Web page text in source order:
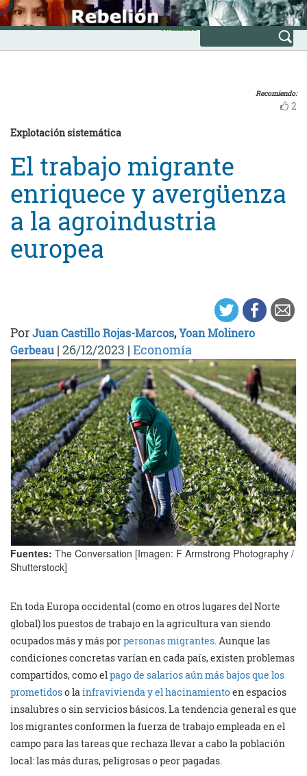
Skip
to
content
INICIO
Avanzada
Recomiendo:
2
Explotación sistemática
El trabajo migrante
enriquece y avergüenza
a la agroindustria
europea
PorJuan Castillo Rojas-Marcos,Yoan Molinero
Gerbeau | 26/12/2023 | Economía
Fuentes: The Conversation [Imagen: F Armstrong Photography /
Shutterstock]
En toda Europa occidental (como en otros lugares del Norte
global) los puestos de trabajo en la agricultura van siendo
ocupados más y más porpersonas migrantes. Aunque las
condiciones concretas varían en cada país, existen problemas
compartidos, como elpago de salarios aún más bajos que los
prometidoso lainfravivienda y el hacinamientoen espacios
insalubres o sin servicios básicos. La tendencia general es que
los migrantes conformen la fuerza de trabajo empleada en el
campo para las tareas que rechaza llevar a cabo la población
local: las más duras, peligrosas o peor pagadas.